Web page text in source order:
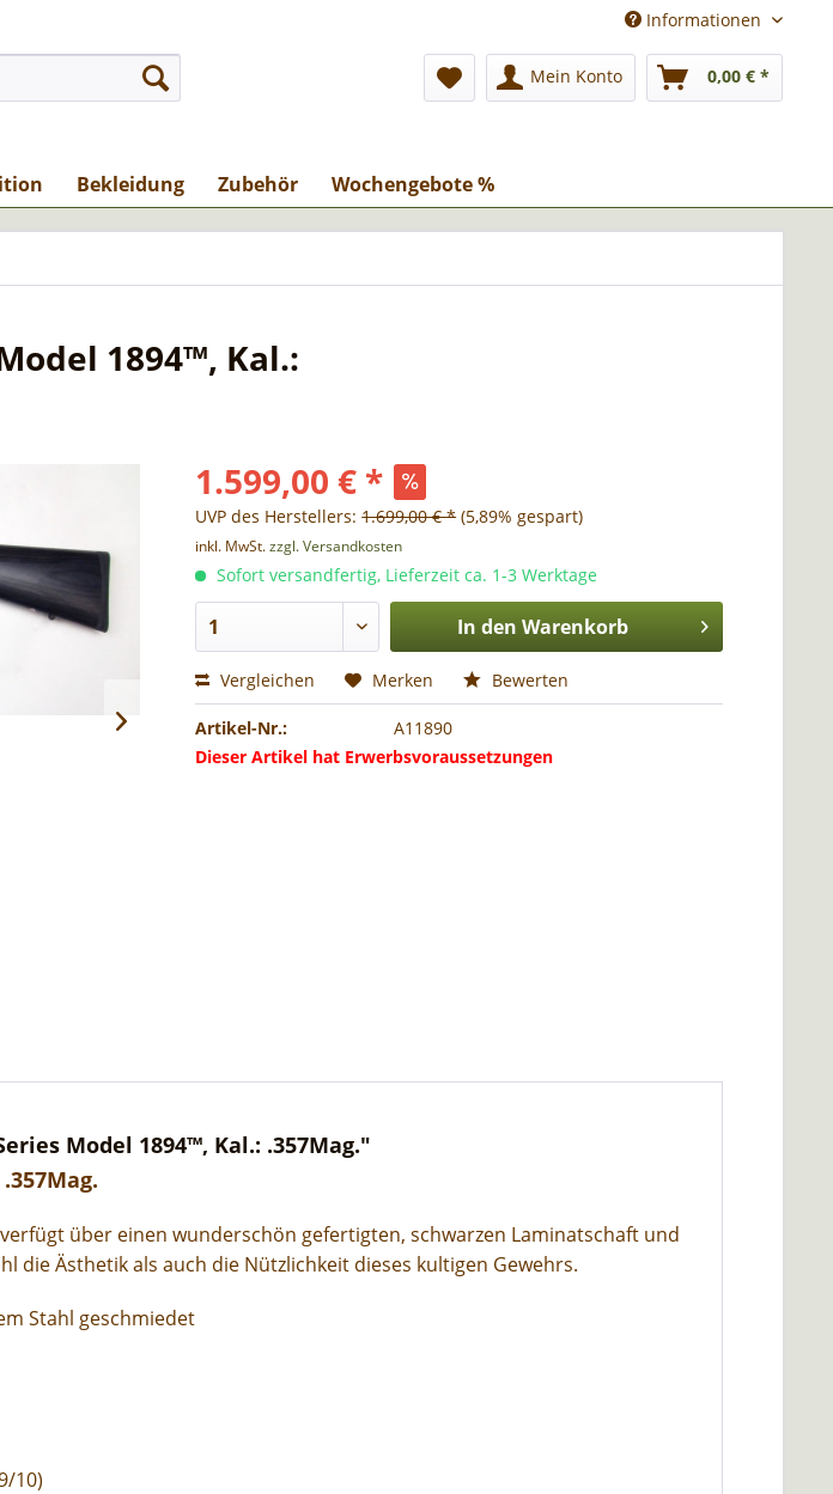
Informationen
Mein Konto 0,00 € *
Bekleidung Zubehör Wochengebote %
1894™, Kal.:
1.599,00 € *
UVP des Herstellers:1.699,00 € * (5,89% gespart)
inkl. MwSt.zzgl. Versandkosten
Sofort versandfertig, Lieferzeit ca. 1-3 Werktage
In den Warenkorb
Vergleichen Merken Bewerten
Artikel-Nr.:
A11890
Dieser Artikel hat Erwerbsvoraussetzungen
Model 1894™, Kal.: .357Mag."
über einen wunderschön gefertigten, schwarzen Laminatschaft und
Ästhetik als auch die Nützlichkeit dieses kultigen Gewehrs.
Stahl geschmiedet
10)